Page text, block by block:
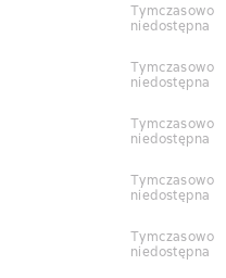
tymczasowo
niedostępna
tymczasowo
niedostępna
tymczasowo
niedostępna
tymczasowo
niedostępna
tymczasowo
niedostępna